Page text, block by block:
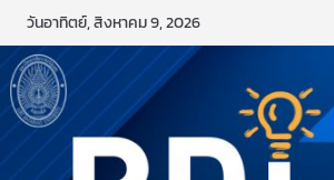
Skip
to
content
วันอาทิตย์, สิงหาคม 9, 2026